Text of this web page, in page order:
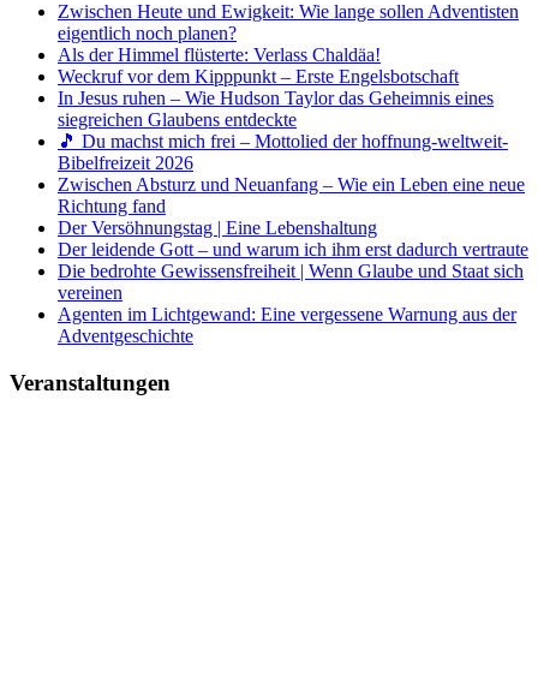
Zwischen Heute und Ewigkeit: Wie lange sollen Adventisten
eigentlich noch planen?
Als der Himmel flüsterte: Verlass Chaldäa!
Weckruf vor dem Kipppunkt – Erste Engelsbotschaft
In Jesus ruhen – Wie Hudson Taylor das Geheimnis eines
siegreichen Glaubens entdeckte
🎵 Du machst mich frei – Mottolied der hoffnung-weltweit-
Bibelfreizeit 2026
Zwischen Absturz und Neuanfang – Wie ein Leben eine neue
Richtung fand
Der Versöhnungstag | Eine Lebenshaltung
Der leidende Gott – und warum ich ihm erst dadurch vertraute
Die bedrohte Gewissensfreiheit | Wenn Glaube und Staat sich
vereinen
Agenten im Lichtgewand: Eine vergessene Warnung aus der
Adventgeschichte
Veranstaltungen